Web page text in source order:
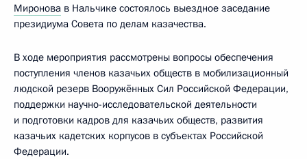
Миронова в Нальчике состоялось выездное заседание
президиума Совета по делам казачества.
В ходе мероприятия рассмотрены вопросы обеспечения
поступления членов казачьих обществ в мобилизационный
людской резерв Вооружённых Сил Российской Федерации,
поддержки научно-исследовательской деятельности
и подготовки кадров для казачьих обществ, развития
казачьих кадетских корпусов в субъектах Российской
Федерации.